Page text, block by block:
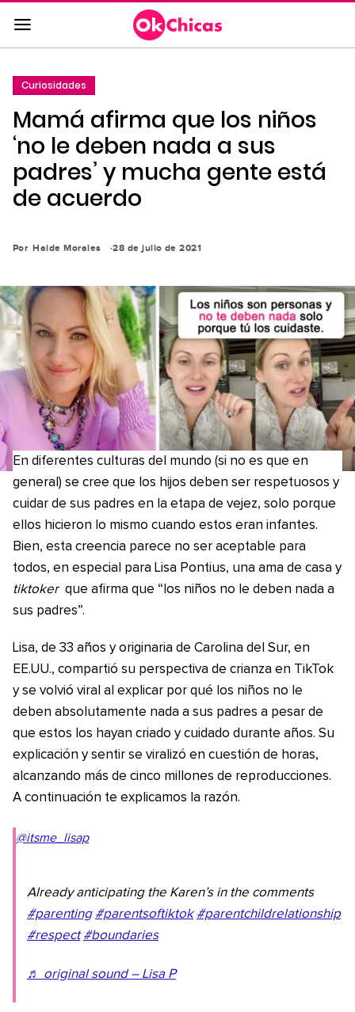
Saltar
al
contenido
a
la
navegación
principal
Curiosidades
Mamá afirma que los niños
‘no le deben nada a sus
padres’ y mucha gente está
de acuerdo
Por Haide Morales 28 de julio de 2021
En diferentes culturas del mundo (si no es que en
general) se cree que los hijos deben ser respetuosos y
cuidar de sus padres en la etapa de vejez, solo porque
ellos hicieron lo mismo cuando estos eran infantes.
Bien, esta creencia parece no ser aceptable para
todos, en especial para Lisa Pontius, una ama de casa y
tiktoker que afirma que “los niños no le deben nada a
sus padres”.
Lisa, de 33 años y originaria de Carolina del Sur, en
EE.UU., compartió su perspectiva de crianza en TikTok
y se volvió viral al explicar por qué los niños no le
deben absolutamente nada a sus padres a pesar de
que estos los hayan criado y cuidado durante años. Su
explicación y sentir se viralizó en cuestión de horas,
alcanzando más de cinco millones de reproducciones.
A continuación te explicamos la razón.
@itsme_lisap
Already anticipating the Karen’s in the comments
#parenting #parentsoftiktok #parentchildrelationship
#respect #boundaries
♬ original sound – Lisa P